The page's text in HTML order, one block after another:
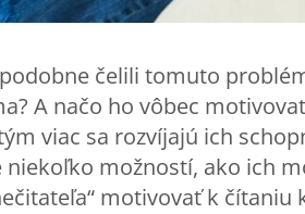
čelili tomuto
A načo ho vôbec
viac sa rozvíjajú ich
možností, ako ich
motivovať k čítaniu